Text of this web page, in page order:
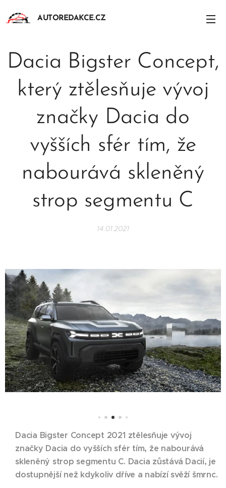
AUTOREDAKCE.CZ
Dacia Bigster Concept,
který ztělesňuje vývoj
značky Dacia do
vyšších sfér tím, že
nabourává skleněný
strop segmentu C
14.01.2021
Dacia Bigster Concept 2021 ztělesňuje vývoj
značky Dacia do vyšších sfér tím, že nabourává
skleněný strop segmentu C. Dacia zůstává Dacií, je
dostupnější než kdykoliv dříve a nabízí svěží šmrnc.